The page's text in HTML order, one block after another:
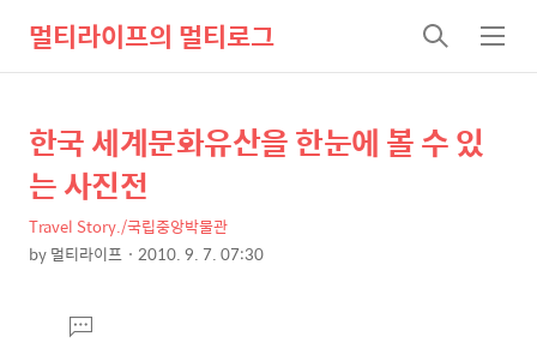
멀티라이프의 멀티로그
검
색
메
뉴
상
세
컨
텐
본
문
제
목
한국 세계문화유산을 한눈에 볼 수 있
는 사진전
Travel Story./국립중앙박물관
by멀티라이프 2010. 9. 7. 07:30
댓
글